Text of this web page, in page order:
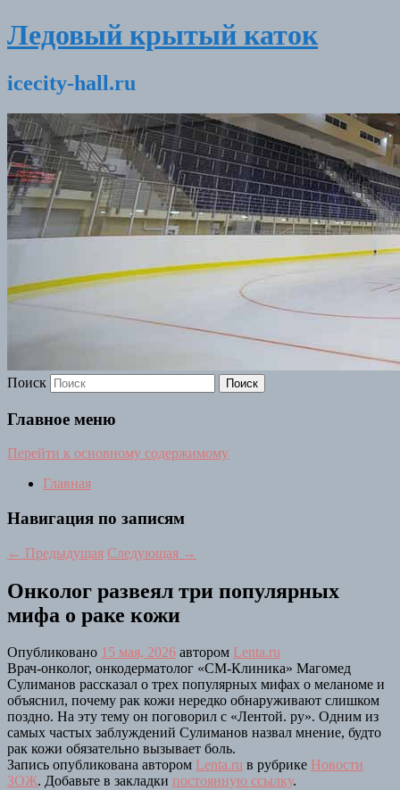
Ледовый крытый каток
icecity-hall.ru
Поиск
Главное меню
Перейти к основному содержимому
Главная
Навигация по записям
← Предыдущая Следующая →
Онколог развеял три популярных
мифа о раке кожи
Опубликовано 15 мая, 2026 автором Lenta.ru
Врач-онколог, онкодерматолог «СМ-Клиника» Магомед
Сулиманов рассказал о трех популярных мифах о меланоме и
объяснил, почему рак кожи нередко обнаруживают слишком
поздно. На эту тему он поговорил с «Лентой. ру». Одним из
самых частых заблуждений Сулиманов назвал мнение, будто
рак кожи обязательно вызывает боль.
Запись опубликована автором Lenta.ru в рубрике Новости
ЗОЖ. Добавьте в закладки постоянную ссылку.